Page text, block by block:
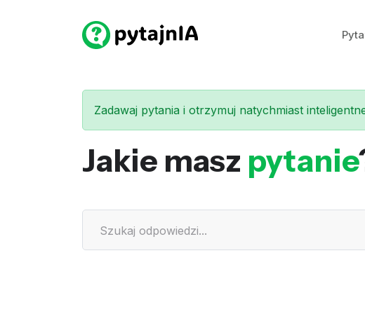
Zadawaj pytania i otrzymuj natychmiast
Jakie masz pytanie